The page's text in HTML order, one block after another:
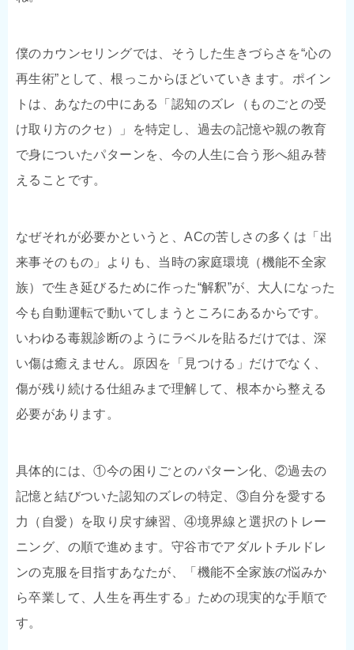
僕のカウンセリングでは、そうした生きづらさを“心の
再生術”として、根っこからほどいていきます。ポイン
トは、あなたの中にある「認知のズレ（ものごとの受
け取り方のクセ）」を特定し、過去の記憶や親の教育
で身についたパターンを、今の人生に合う形へ組み替
えることです。
なぜそれが必要かというと、ACの苦しさの多くは「出
来事そのもの」よりも、当時の家庭環境（機能不全家
族）で生き延びるために作った“解釈”が、大人になった
今も自動運転で動いてしまうところにあるからです。
いわゆる毒親診断のようにラベルを貼るだけでは、深
い傷は癒えません。原因を「見つける」だけでなく、
傷が残り続ける仕組みまで理解して、根本から整える
必要があります。
具体的には、①今の困りごとのパターン化、②過去の
記憶と結びついた認知のズレの特定、③自分を愛する
力（自愛）を取り戻す練習、④境界線と選択のトレー
ニング、の順で進めます。守谷市でアダルトチルドレ
ンの克服を目指すあなたが、「機能不全家族の悩みか
ら卒業して、人生を再生する」ための現実的な手順で
す。